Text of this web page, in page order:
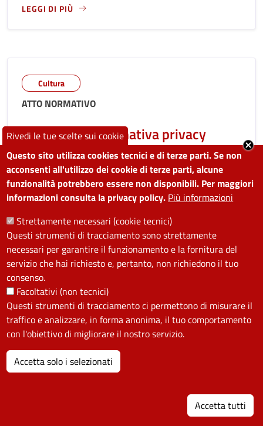
Rivedi le tue scelte sui cookie
Questo sito utilizza cookies tecnici e di terze parti. Se non
acconsenti all'utilizzo dei cookie di terze parti, alcune
funzionalità potrebbero essere non disponibili. Per maggiori
informazioni consulta la privacy policy. Più informazioni
Strettamente necessari (cookie tecnici)
Questi strumenti di tracciamento sono strettamente
necessari per garantire il funzionamento e la fornitura del
servizio che hai richiesto e, pertanto, non richiedono il tuo
consenso.
Facoltativi (non tecnici)
Questi strumenti di tracciamento ci permettono di misurare il
traffico e analizzare, in forma anonima, il tuo comportamento
con l'obiettivo di migliorare il nostro servizio.
Accetta solo i selezionati
Accetta tutti
LEGGI DI PIÙ
LEGGI ANCORA RIGUARDO A: CONCESSIONE IN USO
Cultura
ATTO NORMATIVO
ForGlobe - Informativa privacy
LEGGI DI PIÙ
LEGGI ANCORA RIGUARDO A: FORGLOBE - INFORMATIVA
Cultura
MODULISTICA
Liberatoria per donazione materiale
documentario
LEGGI DI PIÙ
LEGGI ANCORA RIGUARDO A: LIBERATORIA PER